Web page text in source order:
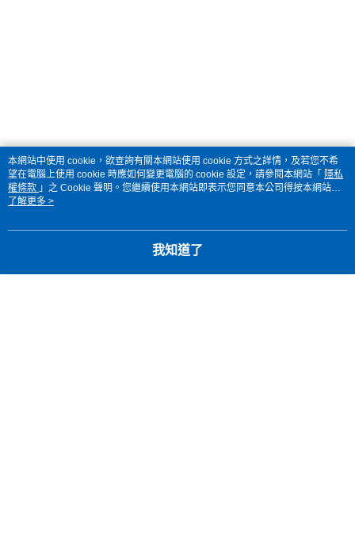
本網站中使用 cookie，欲查詢有關本網站使用 cookie 方式之詳情，及若您不希
望在電腦上使用 cookie 時應如何變更電腦的 cookie 設定，請參閱本網站「 隱私
權條款 」之 Cookie 聲明。您繼續使用本網站即表示您同意本公司得按本網站使
用條款之 Cookie 聲明使用 cookie。
了解更多 >
我知道了